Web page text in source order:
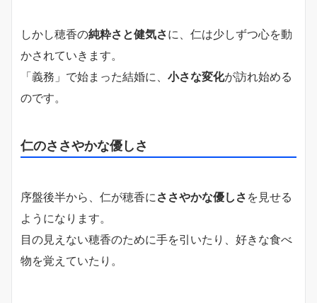
しかし穂香の純粋さと健気さに、仁は少しずつ心を動
かされていきます。
「義務」で始まった結婚に、 小さな変化が訪れ始める
のです。
仁のささやかな優しさ
序盤後半から、仁が穂香に ささやかな優しさ を見せる
ようになります。
目の見えない穂香のために手を引いたり、好きな食べ
物を覚えていたり。